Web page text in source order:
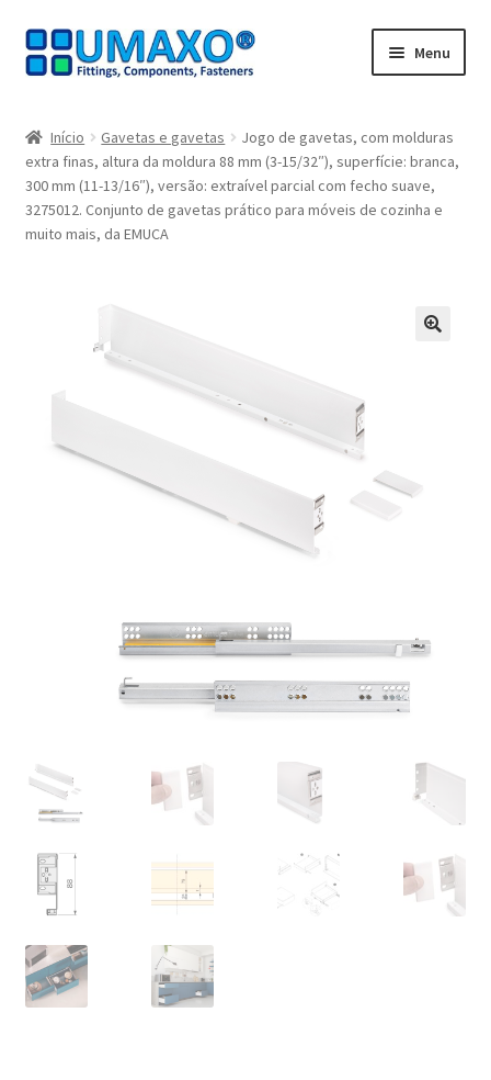
Ir
para
Saltar
para
Menu
A minha conta
Caixa registadora
Contate agora
Impressão
Navegação
Proteção de dados
Retirar do contrato
Início Gavetas e gavetas
Jogo de gavetas, com molduras
extra finas, altura da moldura 88 mm (3-15/32″), superfície: branca,
300 mm (11-13/16″), versão: extraível parcial com fecho suave,
3275012. Conjunto de gavetas prático para móveis de cozinha e
muito mais, da EMUCA